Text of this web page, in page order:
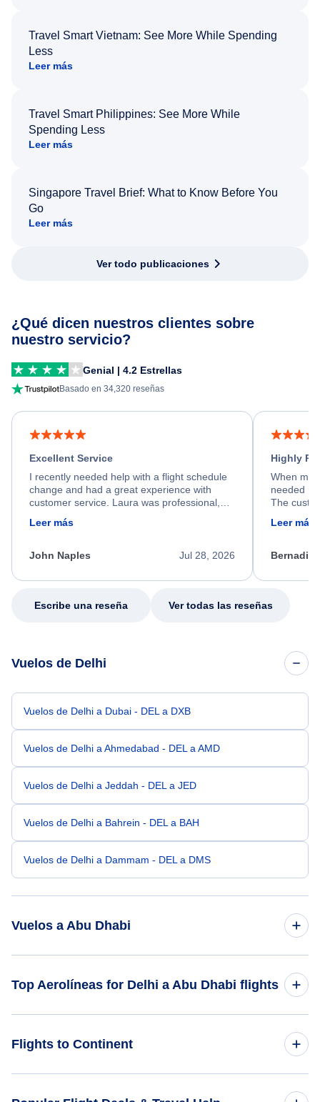
Travel Smart Vietnam: See More While Spending
Less
Leer más
Travel Smart Philippines: See More While
Spending Less
Leer más
Singapore Travel Brief: What to Know Before You
Go
Leer más
Ver todo publicaciones
¿Qué dicen nuestros clientes sobre
nuestro servicio?
Genial | 4.2 Estrellas
Basado en 34,320 reseñas
Excellent Service
I recently needed help with a flight schedule
change and had a great experience with
customer service. Laura was professional,
process. She quickly found a solution and
appreciate her excellent service.
Leer más
Jul 28, 2026
John Naples
Highly
When my
needed
The
my issue.
Leer más
Escribe una reseña Ver todas las reseñas
Vuelos de Delhi
Vuelos de Delhi a Dubai - DEL a DXB
Vuelos de Delhi a Ahmedabad - DEL a AMD
Vuelos de Delhi a Jeddah - DEL a JED
Vuelos de Delhi a Bahrein - DEL a BAH
Vuelos de Delhi a Dammam - DEL a DMS
Vuelos a Abu Dhabi
Vuelos de Muscat a Abu Dhabi - MCT a AUH
Top Aerolíneas for Delhi a Abu Dhabi flights
Flights to Continent